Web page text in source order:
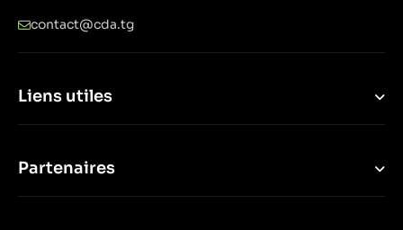
contact@cda.tg
Liens utiles
Partenaires